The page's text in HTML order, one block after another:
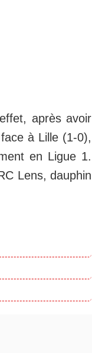
après avoir
à Lille (1-0),
en Ligue 1.
Lens, dauphin